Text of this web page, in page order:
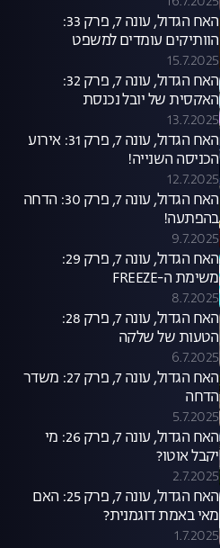
האח הגדול, עונה 7, פרק 33:
הוותיקים עומדים למשפט
15.7.2025
האח הגדול, עונה 7, פרק 32:
האקסית של יובל נכנסת
13.7.2025
האח הגדול, עונה 7, פרק 31: אירוע
הכניסה השנייה!
12.7.2025
האח הגדול, עונה 7, פרק 30: הדחה
בהפתעה!
9.7.2025
האח הגדול, עונה 7, פרק 29:
משימת ה-FREEZE
8.7.2025
האח הגדול, עונה 7, פרק 28:
הטעות של שלקה
6.7.2025
האח הגדול, עונה 7, פרק 27: משדר
הדחה
5.7.2025
האח הגדול, עונה 7, פרק 26: מי
יקבל אוטו?
2.7.2025
האח הגדול, עונה 7, פרק 25: האם
מאי באמת דוגמנית?
1.7.2025